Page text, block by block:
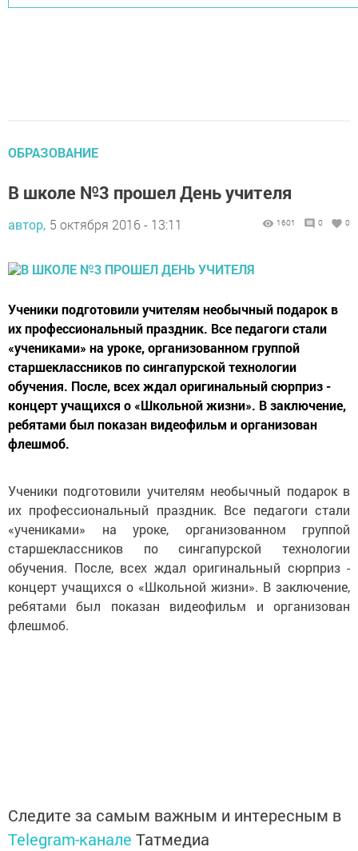
ОБРАЗОВАНИЕ
В школе №3 прошел День учителя
автор, 5 октября 2016 - 13:11 1601 0 0
Ученики подготовили учителям необычный подарок в
их профессиональный праздник. Все педагоги стали
«учениками» на уроке, организованном группой
старшеклассников по сингапурской технологии
обучения. После, всех ждал оригинальный сюрприз -
концерт учащихся о «Школьной жизни». В заключение,
ребятами был показан видеофильм и организован
флешмоб.
Ученики подготовили учителям необычный подарок в
их профессиональный праздник. Все педагоги стали
«учениками» на уроке, организованном группой
старшеклассников по сингапурской технологии
обучения. После, всех ждал оригинальный сюрприз -
концерт учащихся о «Школьной жизни». В заключение,
ребятами был показан видеофильм и организован
флешмоб.
Следите за самым важным и интересным в
Telegram-канале Татмедиа